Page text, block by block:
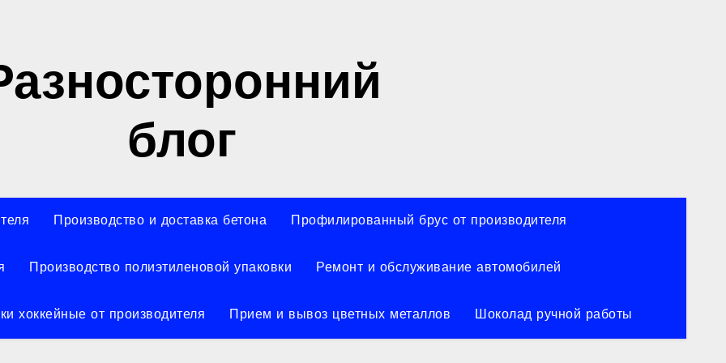
блог
Производство и доставка бетона Профилированный брус от производителя
Производство полиэтиленовой упаковки Ремонт и обслуживание автомобилей
хоккейные от производителя Прием и вывоз цветных металлов Шоколад ручной работы